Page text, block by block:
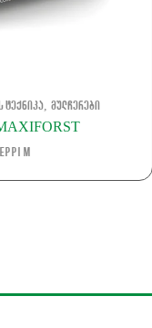
ტექნიკა მულჩერები
m